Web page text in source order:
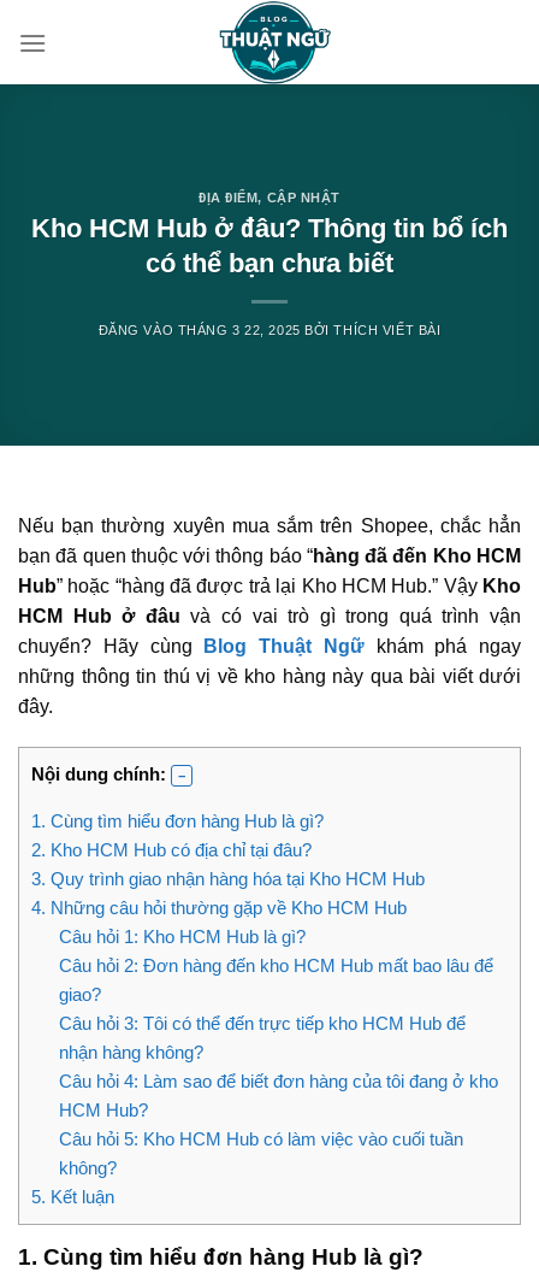
qua
ĐỊA ĐIỂM, CẬP NHẬT
Kho HCM Hub ở đâu? Thông tin bổ ích
có thể bạn chưa biết
ĐĂNG VÀO THÁNG 3 22, 2025 BỞITHÍCH VIẾT BÀI
Nếu bạn thường xuyên mua sắm trên Shopee, chắc hẳn
bạn đã quen thuộc với thông báo “hàng đã đến Kho HCM
Hub” hoặc “hàng đã được trả lại Kho HCM Hub.” Vậy Kho
HCM Hub ở đâu và có vai trò gì trong quá trình vận
chuyển? Hãy cùng
Blog Thuật Ngữkhám phá ngay
những thông tin thú vị về kho hàng này qua bài viết dưới
đây.
Nội dung chính:
1. Cùng tìm hiểu đơn hàng Hub là gì?
2. Kho HCM Hub có địa chỉ tại đâu?
3. Quy trình giao nhận hàng hóa tại Kho HCM Hub
4. Những câu hỏi thường gặp về Kho HCM Hub
Câu hỏi 1: Kho HCM Hub là gì?
Câu hỏi 2: Đơn hàng đến kho HCM Hub mất bao lâu để
giao?
Câu hỏi 3: Tôi có thể đến trực tiếp kho HCM Hub để
nhận hàng không?
Câu hỏi 4: Làm sao để biết đơn hàng của tôi đang ở kho
HCM Hub?
Câu hỏi 5: Kho HCM Hub có làm việc vào cuối tuần
không?
5. Kết luận
1. Cùng tìm hiểu đơn hàng Hub là gì?